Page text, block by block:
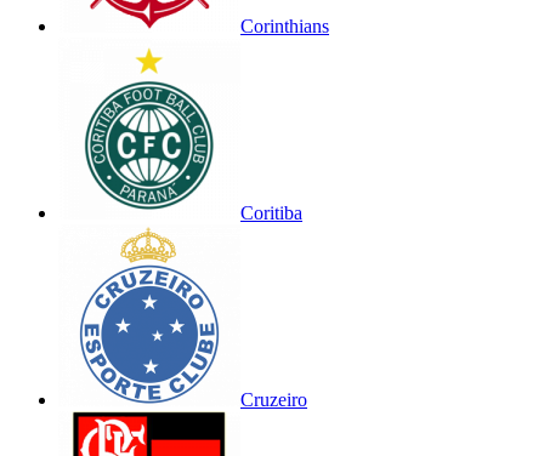
Corinthians
Coritiba
Cruzeiro